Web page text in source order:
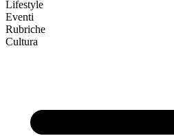
Lifestyle
Eventi
Rubriche
Cultura